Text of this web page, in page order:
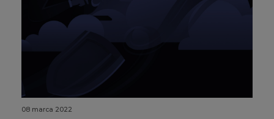
08 marca 2022